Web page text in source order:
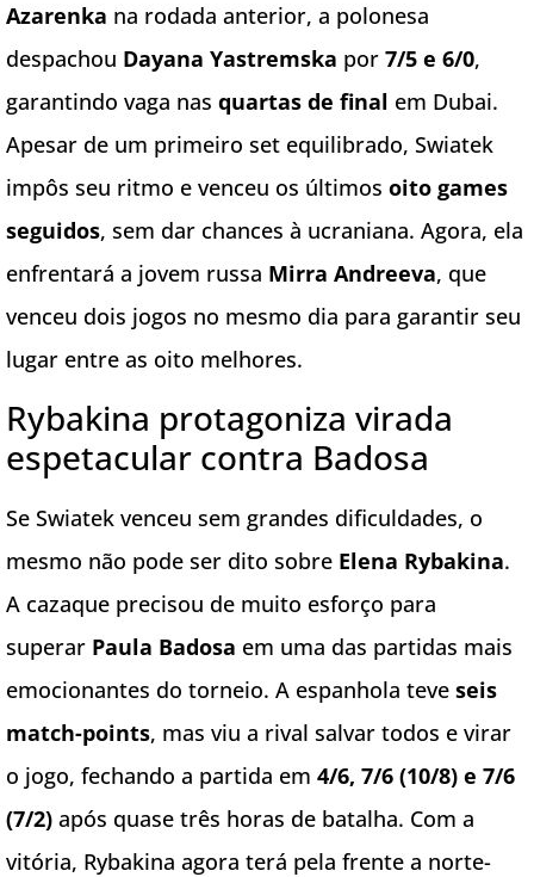
Azarenka na rodada anterior, a polonesa
despachou Dayana Yastremska por 7/5 e 6/0,
garantindo vaga nas quartas de final em Dubai.
Apesar de um primeiro set equilibrado, Swiatek
impôs seu ritmo e venceu os últimos oito games
seguidos, sem dar chances à ucraniana. Agora, ela
enfrentará a jovem russa Mirra Andreeva, que
venceu dois jogos no mesmo dia para garantir seu
lugar entre as oito melhores.
Rybakina protagoniza virada
espetacular contra Badosa
Se Swiatek venceu sem grandes dificuldades, o
mesmo não pode ser dito sobre Elena Rybakina.
A cazaque precisou de muito esforço para
superar Paula Badosa em uma das partidas mais
emocionantes do torneio. A espanhola teve seis
match-points, mas viu a rival salvar todos e virar
o jogo, fechando a partida em 4/6, 7/6 (10/8) e 7/6
(7/2) após quase três horas de batalha. Com a
vitória, Rybakina agora terá pela frente a norte-